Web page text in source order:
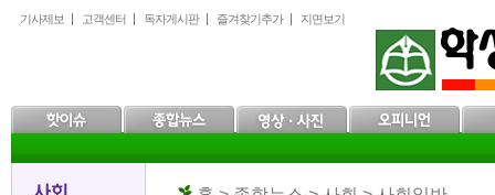
문
로
인
바
위
바
기사제보 고객센터 독자게시판 즐겨찾기추가 지면보기